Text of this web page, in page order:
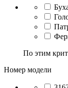
По этим
Номер модели